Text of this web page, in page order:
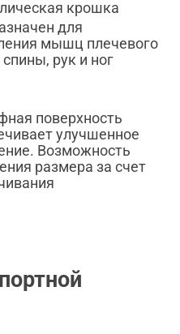
крошка
для
мышц плечевого
спины, рук и ног
поверхность
улучшенное
Возможность
размера за счет